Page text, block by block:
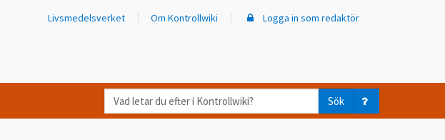
Livsmedelsverket Om Kontrollwiki Logga in som redaktör
Vad
letar
Sök